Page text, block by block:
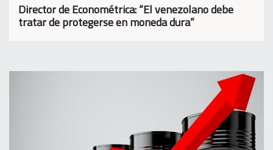
Director de Econométrica: “El venezolano debe
tratar de protegerse en moneda dura”